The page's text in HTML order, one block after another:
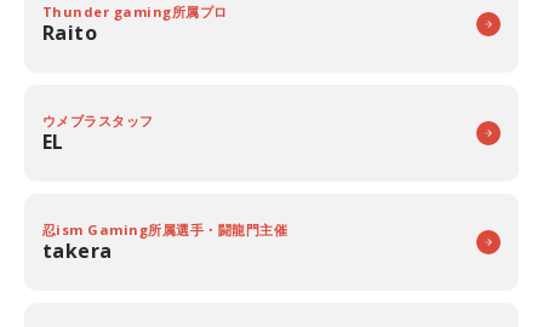
Thunder gaming所属プロ
Raito
ウメブラスタッフ
EL
忍ism Gaming所属選手・闘龍門主催
takera